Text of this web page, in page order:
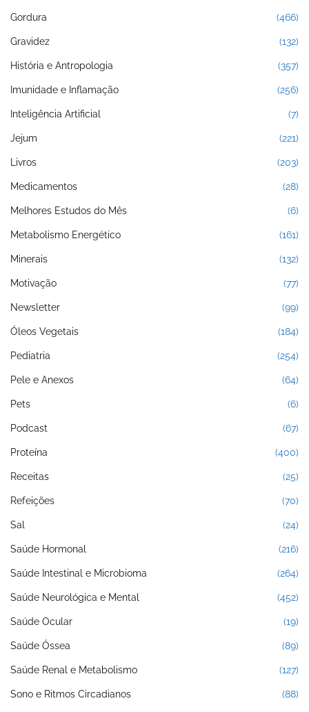
Gordura (466)
Gravidez (132)
História e Antropologia (357)
Imunidade e Inflamação (256)
Inteligência Artificial (7)
Jejum (221)
Livros (203)
Medicamentos (28)
Melhores Estudos do Mês (6)
Metabolismo Energético (161)
Minerais (132)
Motivação (77)
Newsletter (99)
Óleos Vegetais (184)
Pediatria (254)
Pele e Anexos (64)
Pets (6)
Podcast (67)
Proteína (400)
Receitas (25)
Refeições (70)
Sal (24)
Saúde Hormonal (216)
Saúde Intestinal e Microbioma (264)
Saúde Neurológica e Mental (452)
Saúde Ocular (19)
Saúde Óssea (89)
Saúde Renal e Metabolismo (127)
Sono e Ritmos Circadianos (88)